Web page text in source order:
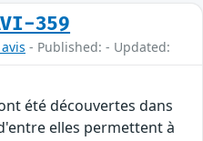
359
- Published: - Updated:
été découvertes dans
elles permettent à